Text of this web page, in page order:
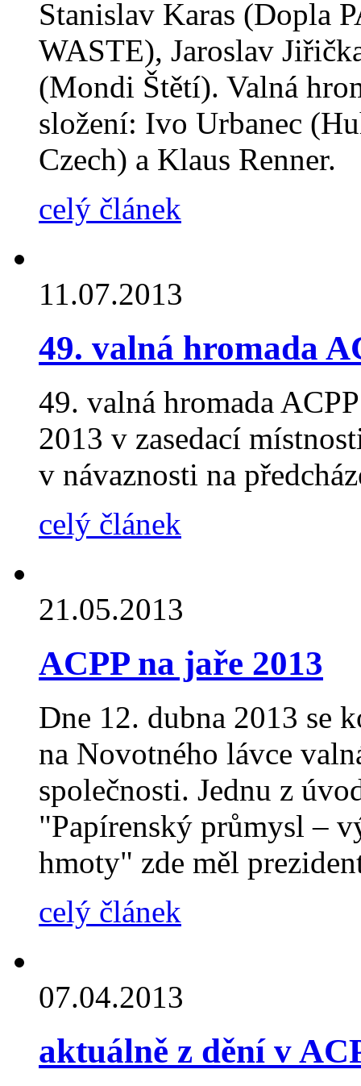
Stanislav Karas (Dopla
WASTE), Jaroslav
(Mondi Štětí). Valná
složení: Ivo Urbanec
Czech) a Klaus Renner.
celý článek
11.07.2013
49. valná hromada
49. valná hromada
2013 v zasedací
v návaznosti na
celý článek
21.05.2013
ACPP na jaře 2013
Dne 12. dubna 2013 se
na Novotného lávce
společnosti. Jednu z
"Papírenský průmysl –
hmoty" zde měl
celý článek
07.04.2013
aktuálně z dění v